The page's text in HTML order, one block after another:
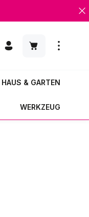
Warenkorb
HAUS & GARTEN
WERKZEUG